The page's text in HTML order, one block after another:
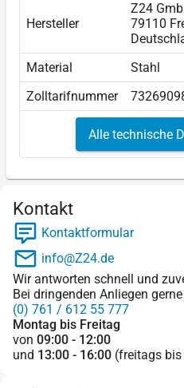
Hersteller
Z24
79110
Material
Stahl
Zolltarifnummer
Alle technische
Kontakt
Kontaktformular
info@Z24.de
Wir antworten schnell und
Bei dringenden Anliegen
(0) 761 / 612 55 777
Montag bis Freitag
von 09:00 - 12:00
und 13:00 - 16:00 (freitags bis